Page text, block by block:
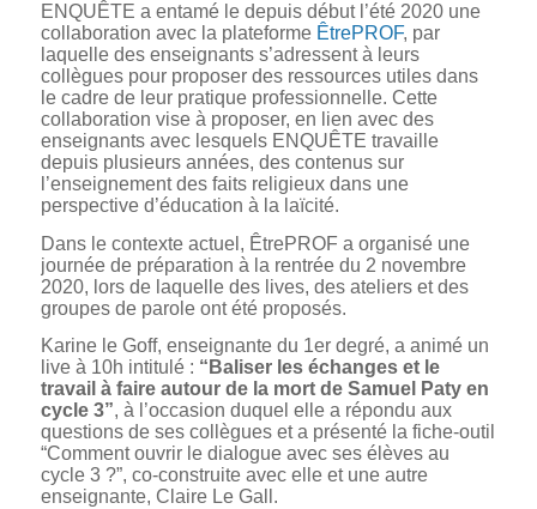
ENQUÊTE a entamé le depuis début l’été 2020 une
collaboration avec la plateforme ÊtrePROF, par
laquelle des enseignants s’adressent à leurs
collègues pour proposer des ressources utiles dans
le cadre de leur pratique professionnelle. Cette
collaboration vise à proposer, en lien avec des
enseignants avec lesquels ENQUÊTE travaille
depuis plusieurs années, des contenus sur
l’enseignement des faits religieux dans une
perspective d’éducation à la laïcité.
Dans le contexte actuel, ÊtrePROF a organisé une
journée de préparation à la rentrée du 2 novembre
2020, lors de laquelle des lives, des ateliers et des
groupes de parole ont été proposés.
Karine le Goff, enseignante du 1er degré, a animé un
live à 10h intitulé : “Baliser les échanges et le
travail à faire autour de la mort de Samuel Paty en
cycle 3”, à l’occasion duquel elle a répondu aux
questions de ses collègues et a présenté la fiche-outil
“Comment ouvrir le dialogue avec ses élèves au
cycle 3 ?”, co-construite avec elle et une autre
enseignante, Claire Le Gall.